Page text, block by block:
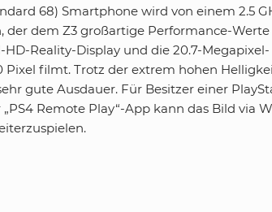
68) Smartphone wird von einem 2.5
der dem Z3 großartige Performance-Werte
Reality-Display und die 20.7-Megapixel-
Pixel filmt. Trotz der extrem hohen
gute Ausdauer. Für Besitzer einer
Remote Play“-App kann das Bild via